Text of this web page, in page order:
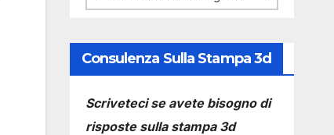
Consulenza Sulla Stampa 3d
Scriveteci se avete bisogno di
risposte sulla stampa 3d